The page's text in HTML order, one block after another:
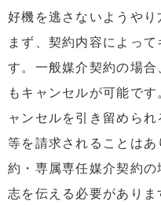
好機を逃さないようやり
まず、契約内容によっ
す。一般媒介契約の場
もキャンセルが可能で
ャンセルを引き留めら
等を請求されることは
約・専属専任媒介契約
志を伝える必要があり